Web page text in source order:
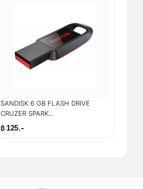
SANDISK 6 GB FLASH DRIVE
CRUZER SPARK
(SDCZ61_016G_G35)
฿ 125.-